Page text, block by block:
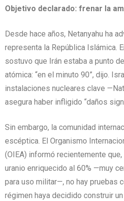
Objetivo declarado: frenar la
Desde hace años, Netanyahu ha
representa la República Islámica.
sostuvo que Irán estaba a punto
atómica: “en el minuto 90”, dijo.
instalaciones nucleares clave
asegura haber infligido “daños
Sin embargo, la comunidad
escéptica. El Organismo
(OIEA) informó recientemente
uranio enriquecido al 60% —muy
para uso militar—, no hay pruebas
régimen haya decidido construir un